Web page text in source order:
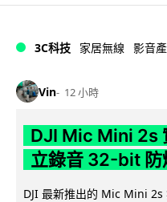
3C科技 家居無線 影音
Vin 12 小時
DJI Mic Mini 2s
立錄音 32-bit 防
DJI 最新推出的 Mic Mini 2s